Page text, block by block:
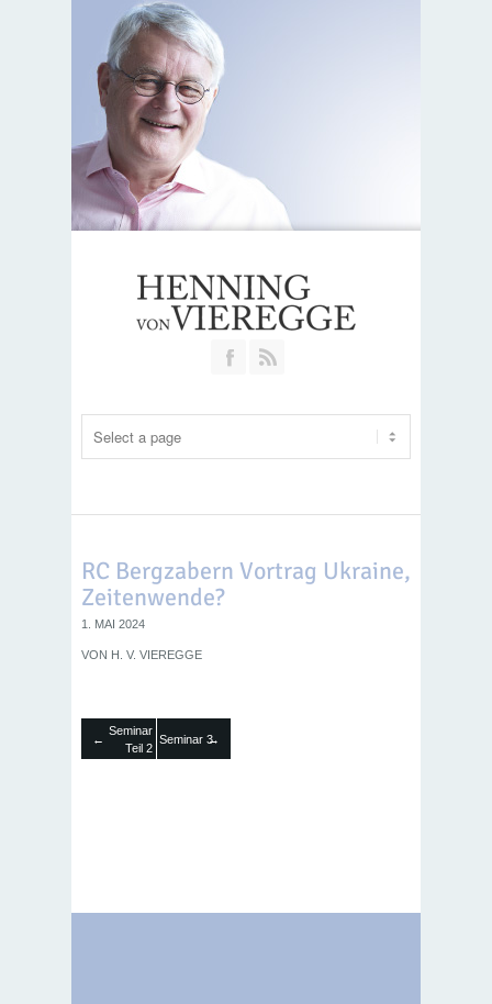
Join our Facebook Group
RC Bergzabern Vortrag Ukraine,
Zeitenwende?
1. MAI 2024
VON H. V. VIEREGGE
←
Seminar
Teil 2
Seminar 3→